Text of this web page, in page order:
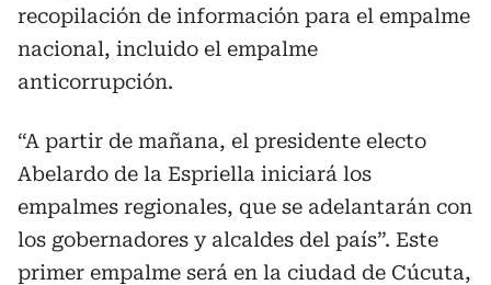
recopilación de información para el empalme
nacional, incluido el empalme
anticorrupción.
“A partir de mañana, el presidente electo
Abelardo de la Espriella iniciará los
empalmes regionales, que se adelantarán con
los gobernadores y alcaldes del país”. Este
primer empalme será en la ciudad de Cúcuta,